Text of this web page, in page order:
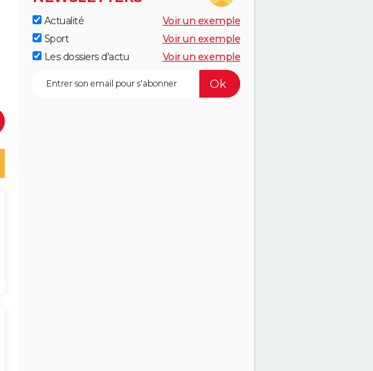
Actualité
Voir un exemple
Sport
Voir un exemple
Les dossiers d'actu
Voir un exemple